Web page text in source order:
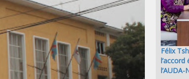
Félix
l’AUDA-